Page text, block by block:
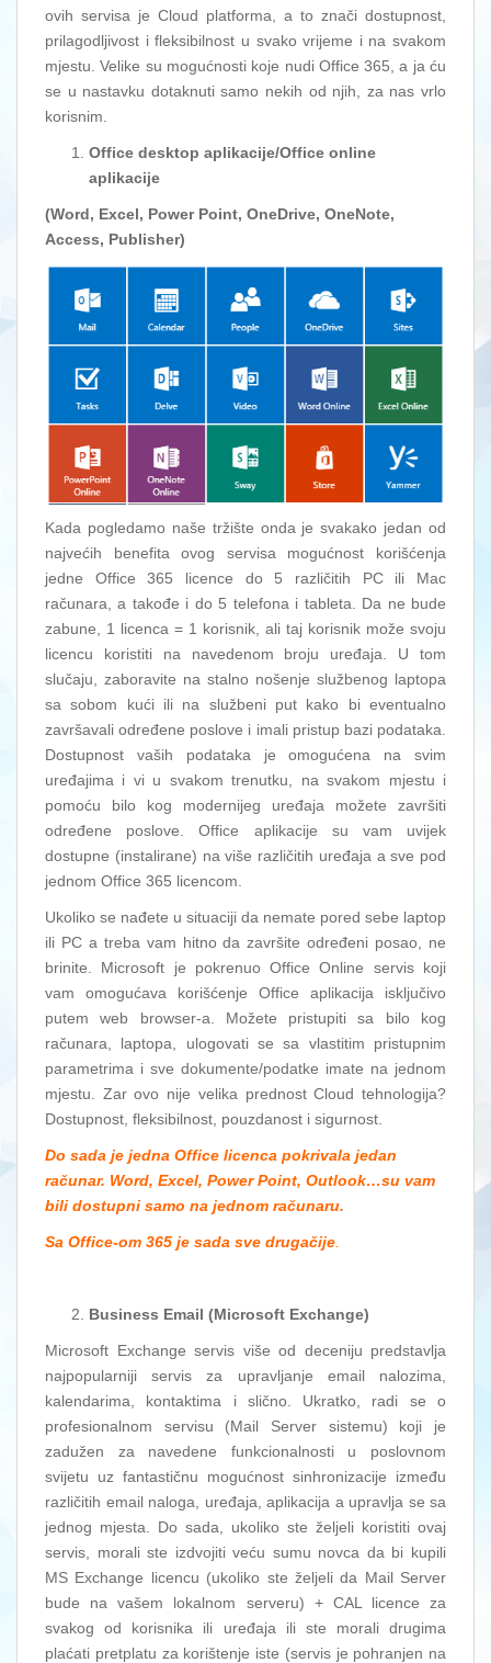
ovih servisa je Cloud platforma, a to znači dostupnost,
prilagodljivost i fleksibilnost u svako vrijeme i na svakom
mjestu. Velike su mogućnosti koje nudi Office 365, a ja ću
se u nastavku dotaknuti samo nekih od njih, za nas vrlo
korisnim.
Office desktop aplikacije/Office online
aplikacije
(Word, Excel, Power Point, OneDrive, OneNote,
Access, Publisher)
Kada pogledamo naše tržište onda je svakako jedan od
najvećih benefita ovog servisa mogućnost korišćenja
jedne Office 365 licence do 5 različitih PC ili Mac
računara, a takođe i do 5 telefona i tableta. Da ne bude
zabune, 1 licenca = 1 korisnik, ali taj korisnik može svoju
licencu koristiti na navedenom broju uređaja. U tom
slučaju, zaboravite na stalno nošenje službenog laptopa
sa sobom kući ili na službeni put kako bi eventualno
završavali određene poslove i imali pristup bazi podataka.
Dostupnost vaših podataka je omogućena na svim
uređajima i vi u svakom trenutku, na svakom mjestu i
pomoću bilo kog modernijeg uređaja možete završiti
određene poslove. Office aplikacije su vam uvijek
dostupne (instalirane) na više različitih uređaja a sve pod
jednom Office 365 licencom.
Ukoliko se nađete u situaciji da nemate pored sebe laptop
ili PC a treba vam hitno da završite određeni posao, ne
brinite. Microsoft je pokrenuo Office Online servis koji
vam omogućava korišćenje Office aplikacija isključivo
putem web browser-a. Možete pristupiti sa bilo kog
računara, laptopa, ulogovati se sa vlastitim pristupnim
parametrima i sve dokumente/podatke imate na jednom
mjestu. Zar ovo nije velika prednost Cloud tehnologija?
Dostupnost, fleksibilnost, pouzdanost i sigurnost.
Do sada je jedna Office licenca pokrivala jedan
računar. Word, Excel, Power Point, Outlook…su vam
bili dostupni samo na jednom računaru.
Sa Office-om 365 je sada sve drugačije
Business Email (Microsoft Exchange)
Microsoft Exchange servis više od deceniju predstavlja
najpopularniji servis za upravljanje email nalozima,
kalendarima, kontaktima i slično. Ukratko, radi se o
profesionalnom servisu (Mail Server sistemu) koji je
zadužen za navedene funkcionalnosti u poslovnom
svijetu uz fantastičnu mogućnost sinhronizacije između
različitih email naloga, uređaja, aplikacija a upravlja se sa
jednog mjesta. Do sada, ukoliko ste željeli koristiti ovaj
servis, morali ste izdvojiti veću sumu novca da bi kupili
MS Exchange licencu (ukoliko ste željeli da Mail Server
bude na vašem lokalnom serveru) + CAL licence za
svakog od korisnika ili uređaja ili ste morali drugima
plaćati pretplatu za korištenje iste (servis je pohranjen na